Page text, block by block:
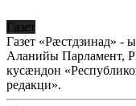
Газет
Газет «Рæстдзинад» -
Аланийы Парламент,
кусæндон
редакци».